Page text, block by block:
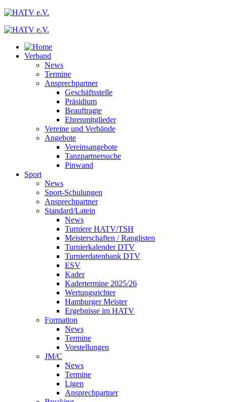
Verband
News
Termine
Ansprechpartner
Geschäftsstelle
Präsidium
Beauftragte
Ehrenmitglieder
Vereine und Verbände
Angebote
Vereinsangebote
Tanzpartnersuche
Pinwand
Sport
News
Sport-Schulungen
Ansprechpartner
Standard/Latein
News
Turniere HATV/TSH
Meisterschaften / Ranglisten
Turnierkalender DTV
Turnierdatenbank DTV
ESV
Kader
Kadertermine 2025/26
Wertungsrichter
Hamburger Meister
Ergebnisse im HATV
Formation
News
Termine
Vorstellungen
JM/C
News
Termine
Ligen
Ansprechpartner